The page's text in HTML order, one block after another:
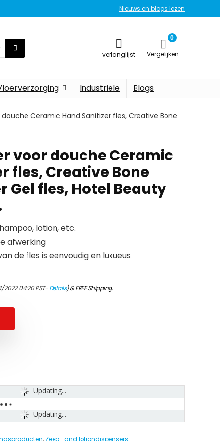
Nieuws en blogs lezen
verlanglijst
0
Vergelijken
Industriële Blogs
Ceramic Hand Sanitizer fles, Creative Bone
voor douche Ceramic
fles, Creative Bone
Gel fles, Hotel Beauty
lotion, etc.
afwerking
de fles is eenvoudig en luxueus
04:20 PST-Details)&FREE Shipping.
Updating...
Updating...
, Zeep- and lotiondispensers